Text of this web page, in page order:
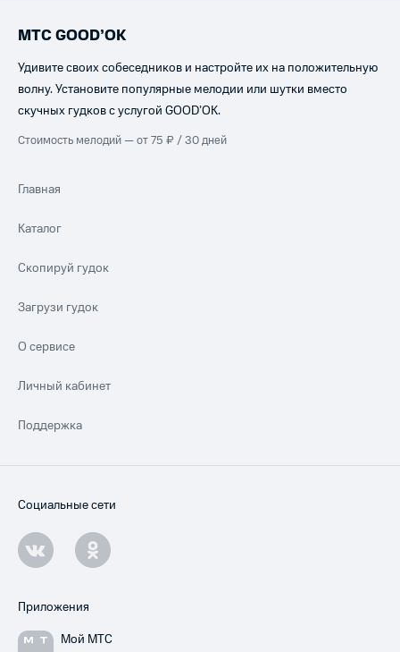
МТС GOOD’OK
Удивите своих собеседников и настройте их на положительную
волну. Установите популярные мелодии или шутки вместо
скучных гудков с услугой GOOD’OK.
Стоимость мелодий — от 75 ₽ / 30 дней
Главная
Каталог
Скопируй гудок
Загрузи гудок
О сервисе
Личный кабинет
Поддержка
Социальные сети
Приложения
Мой МТС